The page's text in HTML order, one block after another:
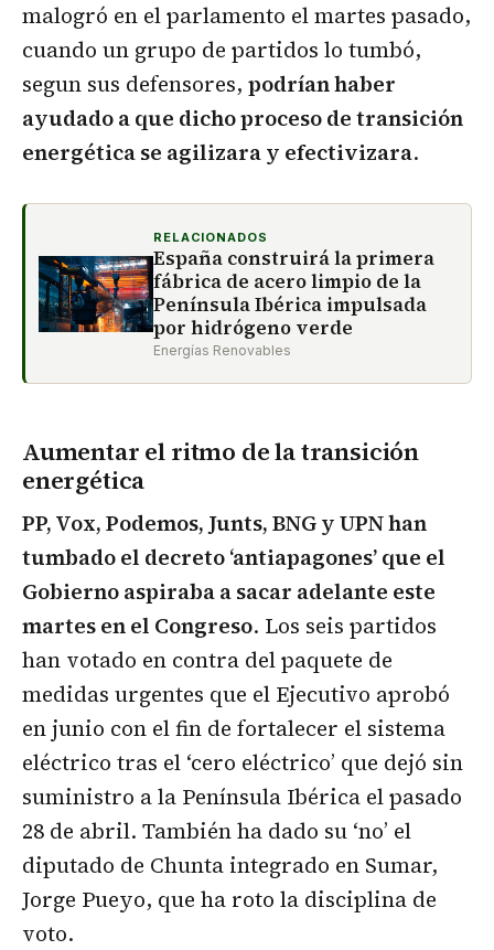
malogró en el parlamento el martes pasado,
cuando un grupo de partidos lo tumbó,
segun sus defensores, podrían haber
ayudado a que dicho proceso de transición
energética se agilizara y efectivizara.
RELACIONADOS
España construirá la primera
fábrica de acero limpio de la
Península Ibérica impulsada
por hidrógeno verde
Energías Renovables
Aumentar el ritmo de la transición
energética
PP, Vox, Podemos, Junts, BNG y UPN han
tumbado el decreto ‘antiapagones’ que el
Gobierno aspiraba a sacar adelante este
martes en el Congreso. Los seis partidos
han votado en contra del paquete de
medidas urgentes que el Ejecutivo aprobó
en junio con el fin de fortalecer el sistema
eléctrico tras el ‘cero eléctrico’ que dejó sin
suministro a la Península Ibérica el pasado
28 de abril. También ha dado su ‘no’ el
diputado de Chunta integrado en Sumar,
Jorge Pueyo, que ha roto la disciplina de
voto.